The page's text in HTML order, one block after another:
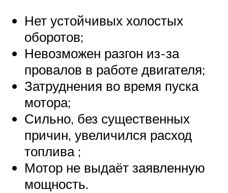
Нет устойчивых холостых
оборотов;
Невозможен разгон из-за
провалов в работе двигателя;
Затруднения во время пуска
мотора;
Сильно, без существенных
причин, увеличился расход
топлива ;
Мотор не выдаёт заявленную
мощность.